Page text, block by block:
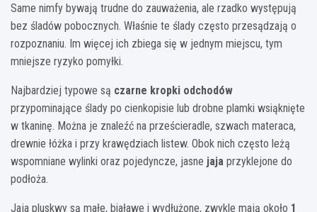
Same nimfy bywają trudne do zauważenia, ale rzadko występują
bez śladów pobocznych. Właśnie te ślady często przesądzają o
rozpoznaniu. Im więcej ich zbiega się w jednym miejscu, tym
mniejsze ryzyko pomyłki.
Najbardziej typowe są czarne kropki odchodów
przypominające ślady po cienkopisie lub drobne plamki wsiąknięte
w tkaninę. Można je znaleźć na prześcieradle, szwach materaca,
drewnie łóżka i przy krawędziach listew. Obok nich często leżą
wspomniane wylinki oraz pojedyncze, jasne jaja przyklejone do
podłoża.
Jaja pluskwy są małe, białawe i wydłużone, zwykle mają około 1